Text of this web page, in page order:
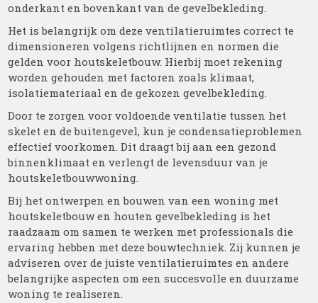
onderkant en bovenkant van de gevelbekleding.
Het is belangrijk om deze ventilatieruimtes correct te
dimensioneren volgens richtlijnen en normen die
gelden voor houtskeletbouw. Hierbij moet rekening
worden gehouden met factoren zoals klimaat,
isolatiemateriaal en de gekozen gevelbekleding.
Door te zorgen voor voldoende ventilatie tussen het
skelet en de buitengevel, kun je condensatieproblemen
effectief voorkomen. Dit draagt bij aan een gezond
binnenklimaat en verlengt de levensduur van je
houtskeletbouwwoning.
Bij het ontwerpen en bouwen van een woning met
houtskeletbouw en houten gevelbekleding is het
raadzaam om samen te werken met professionals die
ervaring hebben met deze bouwtechniek. Zij kunnen je
adviseren over de juiste ventilatieruimtes en andere
belangrijke aspecten om een succesvolle en duurzame
woning te realiseren.